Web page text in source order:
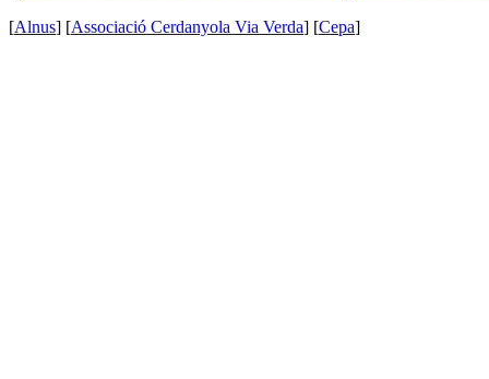
[Alnus] [Associació Cerdanyola Via Verda] [Cepa]